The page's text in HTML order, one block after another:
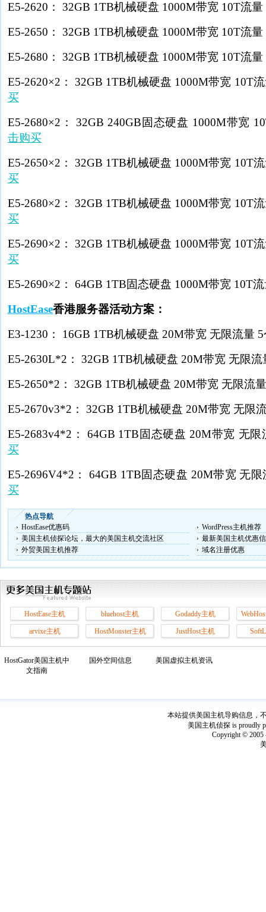
E5-2620： 32GB 1TB机械硬盘 1000M带宽 10T流
E5-2650： 32GB 1TB机械硬盘 1000M带宽 10T流
E5-2680： 32GB 1TB机械硬盘 1000M带宽 10T流
E5-2620×2： 32GB 1TB机械硬盘 1000M带宽 10T
买
E5-2680×2： 32GB 240GB固态硬盘 1000M带宽
击购买
E5-2650×2： 32GB 1TB机械硬盘 1000M带宽 10T
买
E5-2680×2： 32GB 1TB机械硬盘 1000M带宽 10T
买
E5-2690×2： 32GB 1TB机械硬盘 1000M带宽 10T
买
E5-2690×2： 64GB 1TB固态硬盘 1000M带宽 10T
HostEase香港服务器活动方案：
E3-1230： 16GB 1TB机械硬盘 20M带宽 无限流量
E5-2630L*2： 32GB 1TB机械硬盘 20M带宽 无限
E5-2650*2： 32GB 1TB机械硬盘 20M带宽 无限流
E5-2670v3*2： 32GB 1TB机械硬盘 20M带宽 无限
E5-2683v4*2： 64GB 1TB固态硬盘 20M带宽 无
买
E5-2696V4*2： 64GB 1TB固态硬盘 20M带宽 无
买
热点导航
HostEase优惠码
WordPress主机推荐
美国主机侦探论坛，最大的美国主机交流社区
最新美国主机优惠
外贸美国主机推荐
域名注册优惠
HostEase主机 bluehost主机 Godaddy主机
arvixe主机 HostMonster主机 JustHost主机
HostGator美国主机中
文指南
国外空间信息 美国虚拟主机资讯
本站提供美国主机导购信息，
美国主机侦探 is proudly
Copyright © 2005